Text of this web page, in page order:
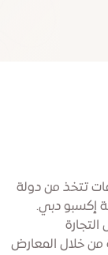
تتخذ من دولة
إكسبو دبي.
من خلال المعارض